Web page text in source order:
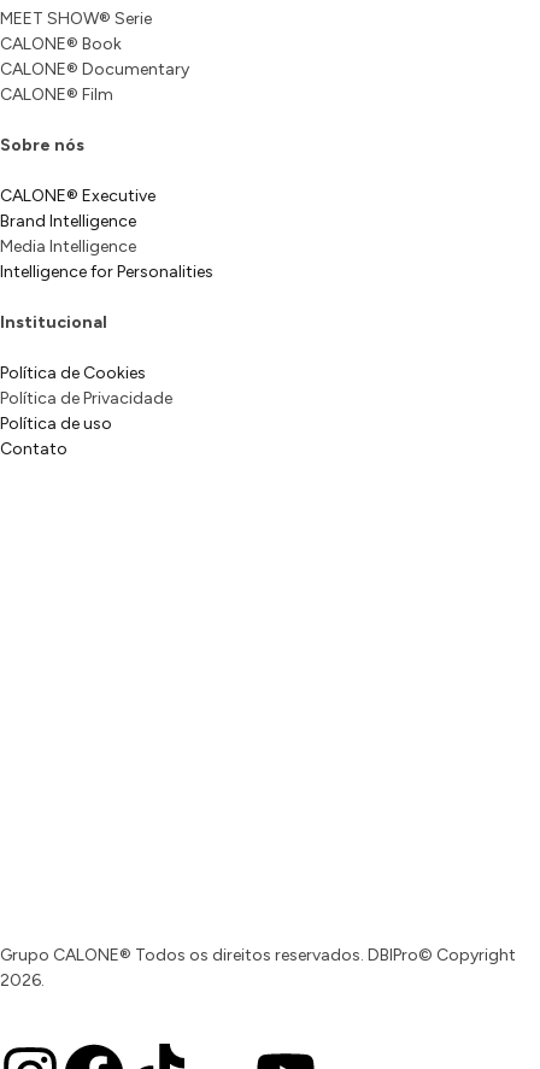
MEET SHOW® Serie
CALONE® Book
CALONE® Documentary
CALONE® Film
Sobre nós
CALONE® Executive
Brand Intelligence
Media Intelligence
Intelligence for Personalities
Institucional
Política de Cookies
Política de Privacidade
Política de uso
Contato
Grupo CALONE® Todos os direitos reservados. DBIPro© Copyright
2026.